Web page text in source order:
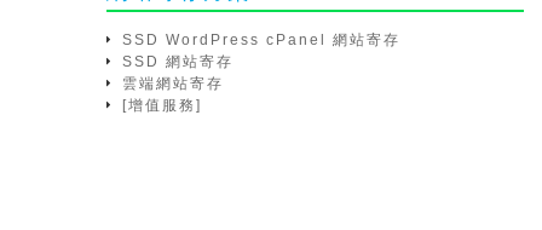
SSD WordPress cPanel 網站寄存
SSD 網站寄存
雲端網站寄存
[增值服務]